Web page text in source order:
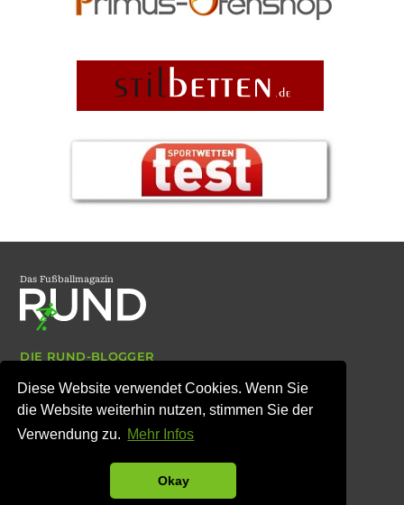
Diese Website verwendet Cookies. Wenn Sie
die Website weiterhin nutzen, stimmen Sie der
Verwendung zu. Mehr Infos
Okay
Das Fußballmagazin
DIE RUND-BLOGGER
IMPRESSUM
DATENSCHUTZ
© Copyright RUND-Magazin 2007 bis 2026